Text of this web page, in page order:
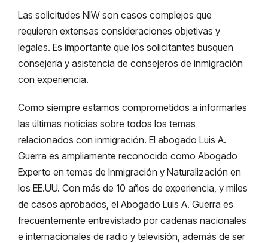
Las solicitudes NIW son casos complejos que
requieren extensas consideraciones objetivas y
legales. Es importante que los solicitantes busquen
consejería y asistencia de consejeros de inmigración
con experiencia.
Como siempre estamos comprometidos a informarles
las últimas noticias sobre todos los temas
relacionados con inmigración. El abogado Luis A.
Guerra es ampliamente reconocido como Abogado
Experto en temas de Inmigración y Naturalización en
los EE.UU. Con más de 10 años de experiencia, y miles
de casos aprobados, el Abogado Luis A. Guerra es
frecuentemente entrevistado por cadenas nacionales
e internacionales de radio y televisión, además de ser